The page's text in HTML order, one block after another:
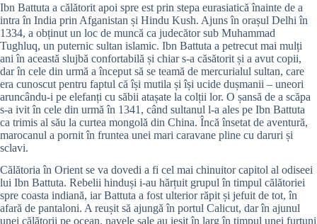
Ibn Battuta a călătorit apoi spre est prin stepa eurasiatică înainte de a
intra în India prin Afganistan și Hindu Kush. Ajuns în orașul Delhi în
1334, a obținut un loc de muncă ca judecător sub Muhammad
Tughluq, un puternic sultan islamic. Ibn Battuta a petrecut mai mulți
ani în această slujbă confortabilă și chiar s-a căsătorit și a avut copii,
dar în cele din urmă a început să se teamă de mercurialul sultan, care
era cunoscut pentru faptul că își mutila și își ucide dușmanii – uneori
aruncându-i pe elefanți cu săbii atașate la colții lor. O șansă de a scăpa
s-a ivit în cele din urmă în 1341, când sultanul l-a ales pe Ibn Battuta
ca trimis al său la curtea mongolă din China. Încă însetat de aventură,
marocanul a pornit în fruntea unei mari caravane pline cu daruri și
sclavi.
Călătoria în Orient se va dovedi a fi cel mai chinuitor capitol al odiseei
lui Ibn Battuta. Rebelii hinduși i-au hărțuit grupul în timpul călătoriei
spre coasta indiană, iar Battuta a fost ulterior răpit și jefuit de tot, în
afară de pantaloni. A reușit să ajungă în portul Calicut, dar în ajunul
unei călătorii pe ocean, navele sale au ieșit în larg în timpul unei furtuni